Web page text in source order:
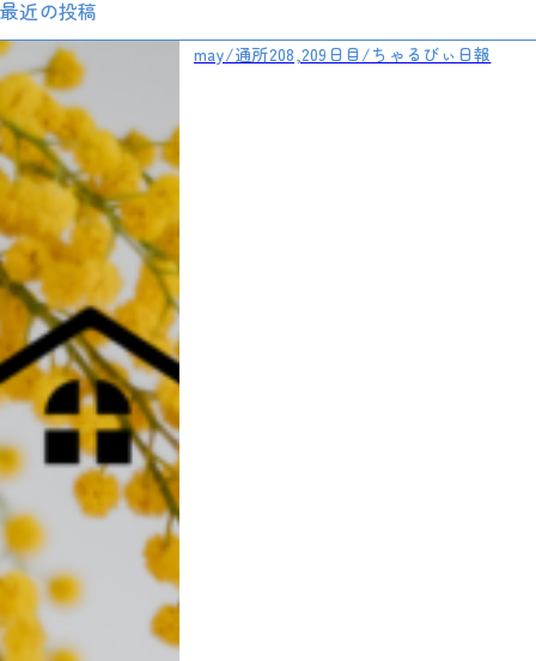
最近の投稿
may/通所208,209日目/ちゃるびぃ日報